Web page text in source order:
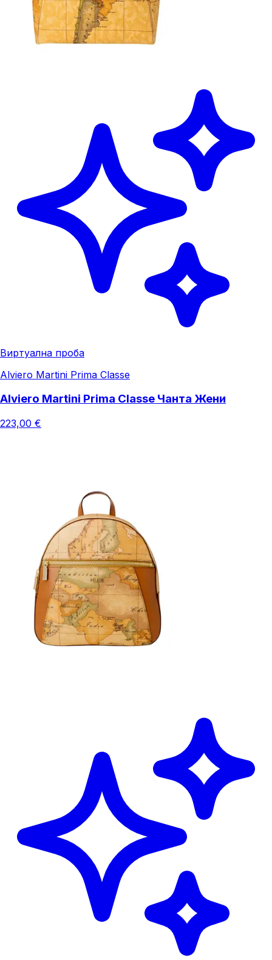
Виртуална проба
Alviero Martini Prima Classe
Alviero Martini Prima Classe Чанта Жени
223,00 €